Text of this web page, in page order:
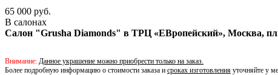
65 000 руб.
В салонах
Салон "Grusha Diamonds" в ТРЦ «ЕВропейский», Москва, пл.
Внимание: Данное украшение можно приобрести только на заказ.
Более подробную информацию о стоимости заказа и сроках изготовления уточняйте у